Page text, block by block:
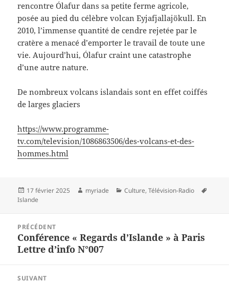
rencontre Ólafur dans sa petite ferme agricole,
posée au pied du célèbre volcan Eyjafjallajökull. En
2010, l’immense quantité de cendre rejetée par le
cratère a menacé d’emporter le travail de toute une
vie. Aujourd’hui, Ólafur craint une catastrophe
d’une autre nature.
De nombreux volcans islandais sont en effet coiffés
de larges glaciers
https://www.programme-
tv.com/television/1086863506/des-volcans-et-des-
hommes.html
Publié
le
17 février 2025 Auteur
myriade Catégories
Culture,Télévision-Radio
Islande
l’article
PRÉCÉDENT
Article
précédent :
Conférence « Regards d’Islande » à Paris
Lettre d’info N°007
SUIVANT